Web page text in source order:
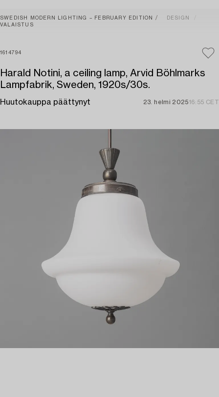
SWEDISH MODERN LIGHTING – FEBRUARY EDITION
DESIGN
VALAISTUS
1614794
Harald Notini, a ceiling lamp, Arvid Böhlmarks
Lampfabrik, Sweden, 1920s/30s.
Huutokauppa päättynyt 23. helmi 202516:55 CET